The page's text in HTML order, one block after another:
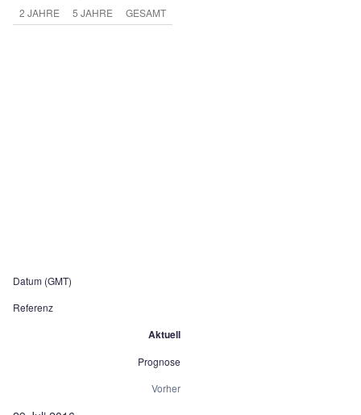
2 JAHRE 5 JAHRE GESAMT
Datum (GMT)
Referenz
Aktuell
Prognose
Vorher